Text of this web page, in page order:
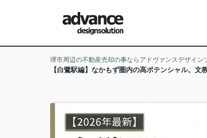
堺市周辺の不動産売却の事ならアドヴァンスデザイン
【白鷺駅編】なかもず圏内の高ポテンシャル。文